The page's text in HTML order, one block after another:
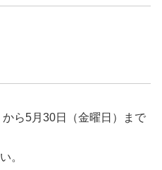
ら5月30日（金曜日）まで
。